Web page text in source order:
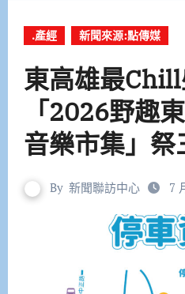
.產經 新聞來源:點傳媒
東高雄最Chill
「2026野趣
音樂市集」
By 新聞聯訪中心 7